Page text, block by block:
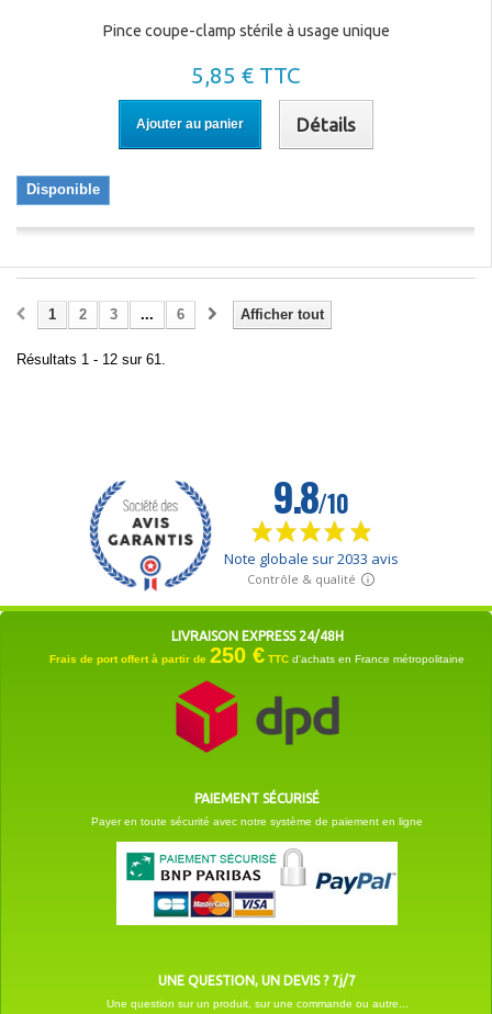
Pince coupe-clamp stérile à usage unique
5,85 € TTC
Ajouter au panier Détails
Disponible
Afficher tout
1 2 3 ... 6
Résultats 1 - 12 sur 61.
LIVRAISON EXPRESS 24/48H
Frais de port offert à partir de 250 € TTC d'achats en France métropolitaine
PAIEMENT SÉCURISÉ
Payer en toute sécurité avec notre système de paiement en ligne
UNE QUESTION, UN DEVIS ? 7j/7
Une question sur un produit, sur une commande ou autre...